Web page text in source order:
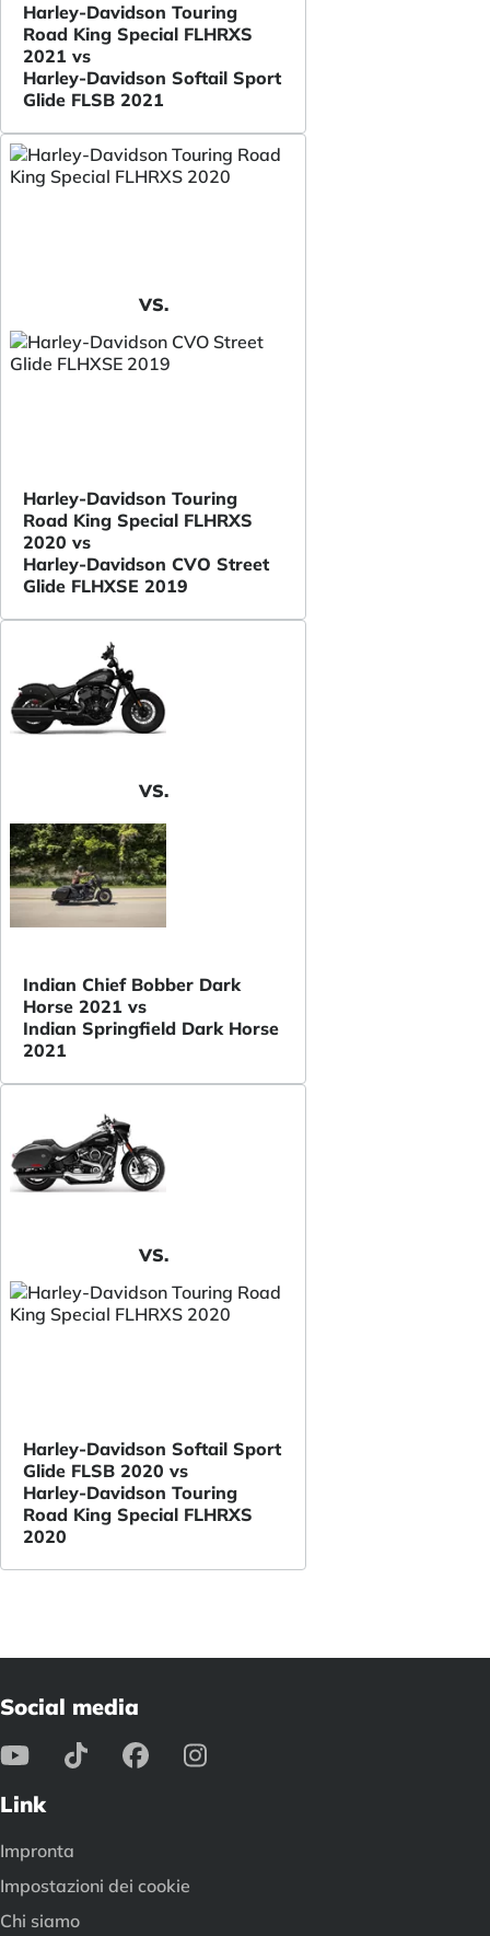
Harley-Davidson Touring
Road King Special FLHRXS
2021 vs
Harley-Davidson Softail Sport
Glide FLSB 2021
VS.
Harley-Davidson Touring
Road King Special FLHRXS
2020 vs
Harley-Davidson CVO Street
Glide FLHXSE 2019
VS.
Indian Chief Bobber Dark
Horse 2021 vs
Indian Springfield Dark Horse
2021
VS.
Harley-Davidson Softail Sport
Glide FLSB 2020 vs
Harley-Davidson Touring
Road King Special FLHRXS
2020
Social media
Link
Impronta
Impostazioni dei cookie
Chi siamo